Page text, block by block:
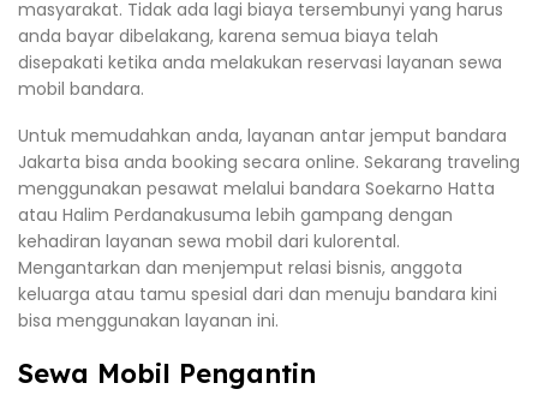
masyarakat. Tidak ada lagi biaya tersembunyi yang harus
anda bayar dibelakang, karena semua biaya telah
disepakati ketika anda melakukan reservasi layanan sewa
mobil bandara.
Untuk memudahkan anda, layanan antar jemput bandara
Jakarta bisa anda booking secara online. Sekarang traveling
menggunakan pesawat melalui bandara Soekarno Hatta
atau Halim Perdanakusuma lebih gampang dengan
kehadiran layanan sewa mobil dari kulorental.
Mengantarkan dan menjemput relasi bisnis, anggota
keluarga atau tamu spesial dari dan menuju bandara kini
bisa menggunakan layanan ini.
Sewa Mobil Pengantin